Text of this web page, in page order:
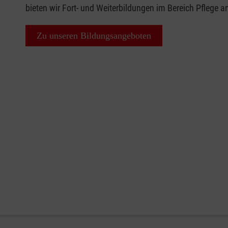
bieten wir Fort- und Weiterbildungen im Bereich Pflege
Zu unseren Bildungsangeboten